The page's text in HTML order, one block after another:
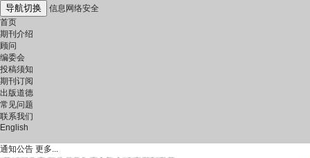
导航切换
信息网络安全
首页
期刊介绍
顾问
编委会
投稿须知
期刊订阅
出版道德
常见问题
联系我们
English
通知公告 更多...
《信息网络安全》严正声明
《信息网络安全》连续八年入选中国科技核心期刊
《信息网络安全》杂志审稿专家征集
我刊入编《中文核心期刊要目总览》2020年版（第9版）
“中国首届可信计算产业峰会暨第五届中国可信计算产业发展论坛”在无锡
顺利召开